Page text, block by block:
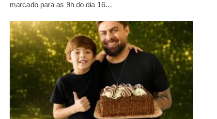
marcado para as 9h do dia 16…